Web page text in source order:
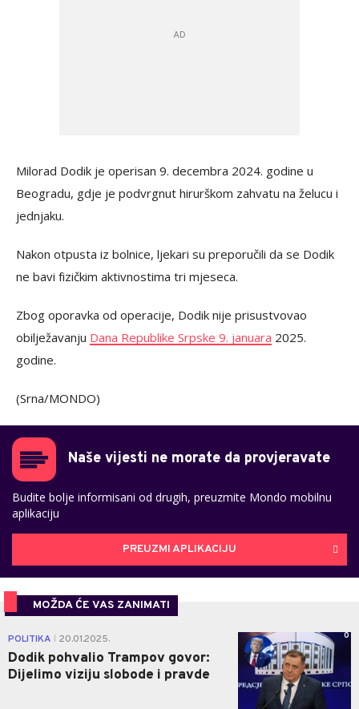
Milorad Dodik je operisan 9. decembra 2024. godine u
Beogradu, gdje je podvrgnut hirurškom zahvatu na želucu i
jednjaku.
Nakon otpusta iz bolnice, ljekari su preporučili da se Dodik
ne bavi fizičkim aktivnostima tri mjeseca.
Zbog oporavka od operacije, Dodik nije prisustvovao
obilježavanju Dana Republike Srpske 9. januara 2025.
godine.
(Srna/MONDO)
Naše vijesti ne morate da provjeravate
Budite bolje informisani od drugih, preuzmite Mondo mobilnu
aplikaciju
PREUZMI APLIKACIJU
MOŽDA ĆE VAS ZANIMATI
POLITIKA 20.01.2025.
Dodik pohvalio Trampov govor:
Dijelimo viziju slobode i pravde
0